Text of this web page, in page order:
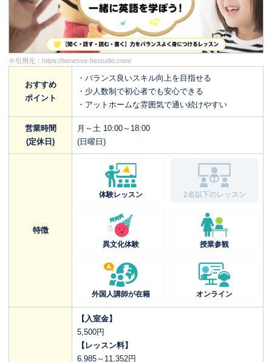
※引用元： https://benesse-bestudio.com/
おすすめ
ポイント
・バランス良いスキル向上を目指せる
・少人数制で初心者でも安心できる
・アットホームな雰囲気で通い続けやすい
営業時間
(定休日)
月～土 10:00～18:00
(日曜日)
特徴
体験レッスン 2名以下のレッスン
異文化体験 授業参観
外国人講師が在籍 オンライン
【入室金】
5,500円
【レッスン料】
6,985～11,352円